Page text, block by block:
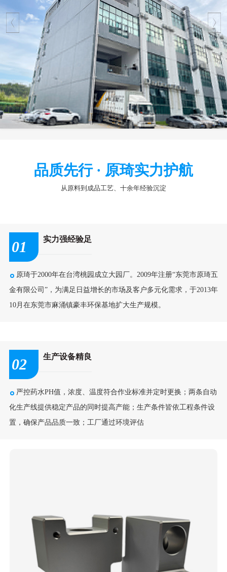
公司实景
品质先行 · 原琦实力护航
从原料到成品工艺、十余年经验沉淀
01 实力强经验足
原琦于2000年在台湾桃园成立大园厂。2009年注册“东莞市原琦五
金有限公司”，为满足日益增长的市场及客户多元化需求，于2013年
10月在东莞市麻涌镇豪丰环保基地扩大生产规模。
02 生产设备精良
严控药水PH值，浓度、温度符合作业标准并定时更换；两条自动
化生产线提供稳定产品的同时提高产能；生产条件皆依工程条件设
置，确保产品品质一致；工厂通过环境评估